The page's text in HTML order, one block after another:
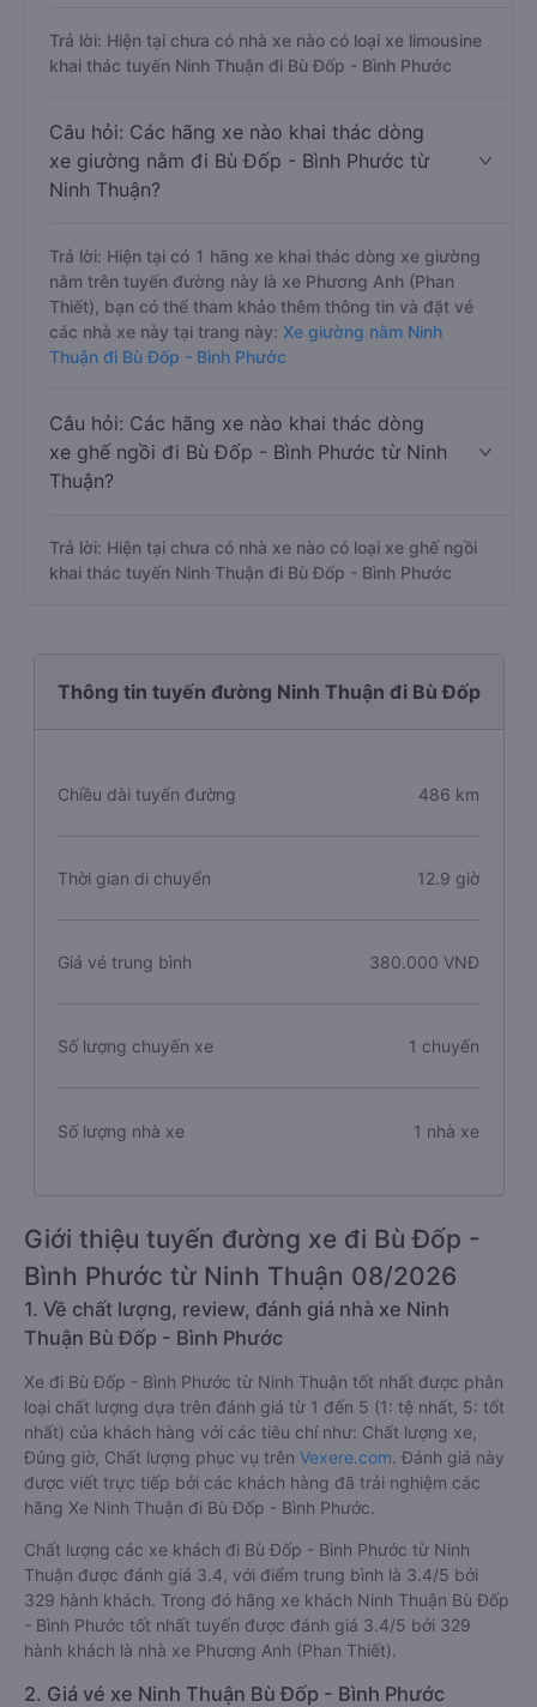
Trả lời: Hiện tại chưa có nhà xe nào có loại xe limousine
khai thác tuyến Ninh Thuận đi Bù Đốp - Bình Phước
Câu hỏi: Các hãng xe nào khai thác dòng
xe giường nằm đi Bù Đốp - Bình Phước từ
Ninh Thuận?
Trả lời: Hiện tại có 1 hãng xe khai thác dòng xe giường
nằm trên tuyến đường này là xe Phương Anh (Phan
Thiết), bạn có thể tham khảo thêm thông tin và đặt vé
các nhà xe này tại trang này: Xe giường nằm Ninh
Thuận đi Bù Đốp - Bình Phước
Câu hỏi: Các hãng xe nào khai thác dòng
xe ghế ngồi đi Bù Đốp - Bình Phước từ Ninh
Thuận?
Trả lời: Hiện tại chưa có nhà xe nào có loại xe ghế ngồi
khai thác tuyến Ninh Thuận đi Bù Đốp - Bình Phước
Thông tin tuyến đường Ninh Thuận đi Bù Đốp
Chiều dài tuyến đường 486 km
Thời gian di chuyển 12.9 giờ
Giá vé trung bình 380.000 VNĐ
Số lượng chuyến xe 1 chuyến
Số lượng nhà xe 1 nhà xe
Giới thiệu tuyến đường xe đi Bù Đốp -
Bình Phước từ Ninh Thuận 08/2026
1. Về chất lượng, review, đánh giá nhà xe Ninh
Thuận Bù Đốp - Bình Phước
Xe đi Bù Đốp - Bình Phước từ Ninh Thuận tốt nhất được phân
loại chất lượng dựa trên đánh giá từ 1 đến 5 (1: tệ nhất, 5: tốt
nhất) của khách hàng với các tiêu chí như: Chất lượng xe,
Đúng giờ, Chất lượng phục vụ trên Vexere.com. Đánh giá này
được viết trực tiếp bởi các khách hàng đã trải nghiệm các
hãng Xe Ninh Thuận đi Bù Đốp - Bình Phước.
Chất lượng các xe khách đi Bù Đốp - Bình Phước từ Ninh
Thuận được đánh giá 3.4, với điểm trung bình là 3.4/5 bởi
329 hành khách. Trong đó hãng xe khách Ninh Thuận Bù Đốp
- Bình Phước tốt nhất tuyến được đánh giá 3.4/5 bởi 329
hành khách là nhà xe Phương Anh (Phan Thiết).
2. Giá vé xe Ninh Thuận Bù Đốp - Bình Phước